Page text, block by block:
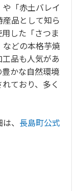
「赤土バレイ
品として知ら
した「さつま
どの本格芋焼
品も人気があ
かな自然環境
ており、多く
、 長島町公式